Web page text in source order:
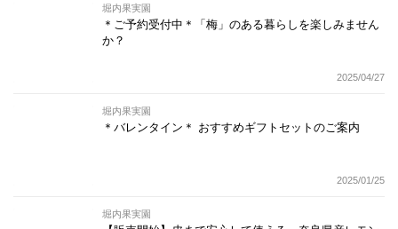
堀内果実園
＊ご予約受付中＊「梅」のある暮らしを楽しみません
か？
2025/04/27
堀内果実園
＊バレンタイン＊ おすすめギフトセットのご案内
2025/01/25
堀内果実園